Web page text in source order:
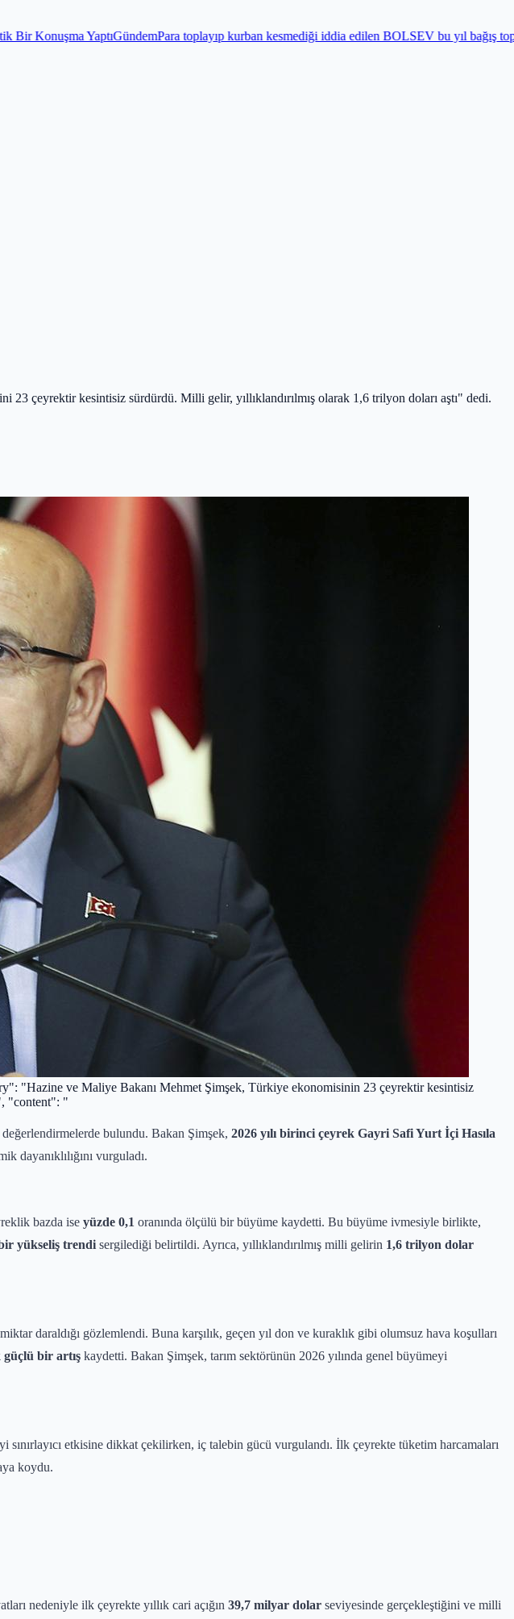
GündemPara toplayıp kurban kesmediği iddia edilen BOLSEV bu yıl bağış toplamadıGündem
çeyrektir kesintisiz sürdürdü. Milli gelir, yıllıklandırılmış olarak 1,6 trilyon doları aştı" dedi.
"Hazine ve Maliye Bakanı Mehmet Şimşek, Türkiye ekonomisinin 23 çeyrektir kesintisiz
"content": "
bulundu. Bakan Şimşek, 2026 yılı birinci çeyrek Gayri Safi Yurt İçi Hasıla
dayanıklılığını vurguladı.
bazda ise yüzde 0,1 oranında ölçülü bir büyüme kaydetti. Bu büyüme ivmesiyle birlikte,
yükseliş trendi sergilediği belirtildi. Ayrıca, yıllıklandırılmış milli gelirin 1,6 trilyon dolar
daraldığı gözlemlendi. Buna karşılık, geçen yıl don ve kuraklık gibi olumsuz hava koşulları
güçlü bir artış kaydetti. Bakan Şimşek, tarım sektörünün 2026 yılında genel büyümeyi
etkisine dikkat çekilirken, iç talebin gücü vurgulandı. İlk çeyrekte tüketim harcamaları
koydu.
nedeniyle ilk çeyrekte yıllık cari açığın 39,7 milyar dolar seviyesinde gerçekleştiğini ve milli